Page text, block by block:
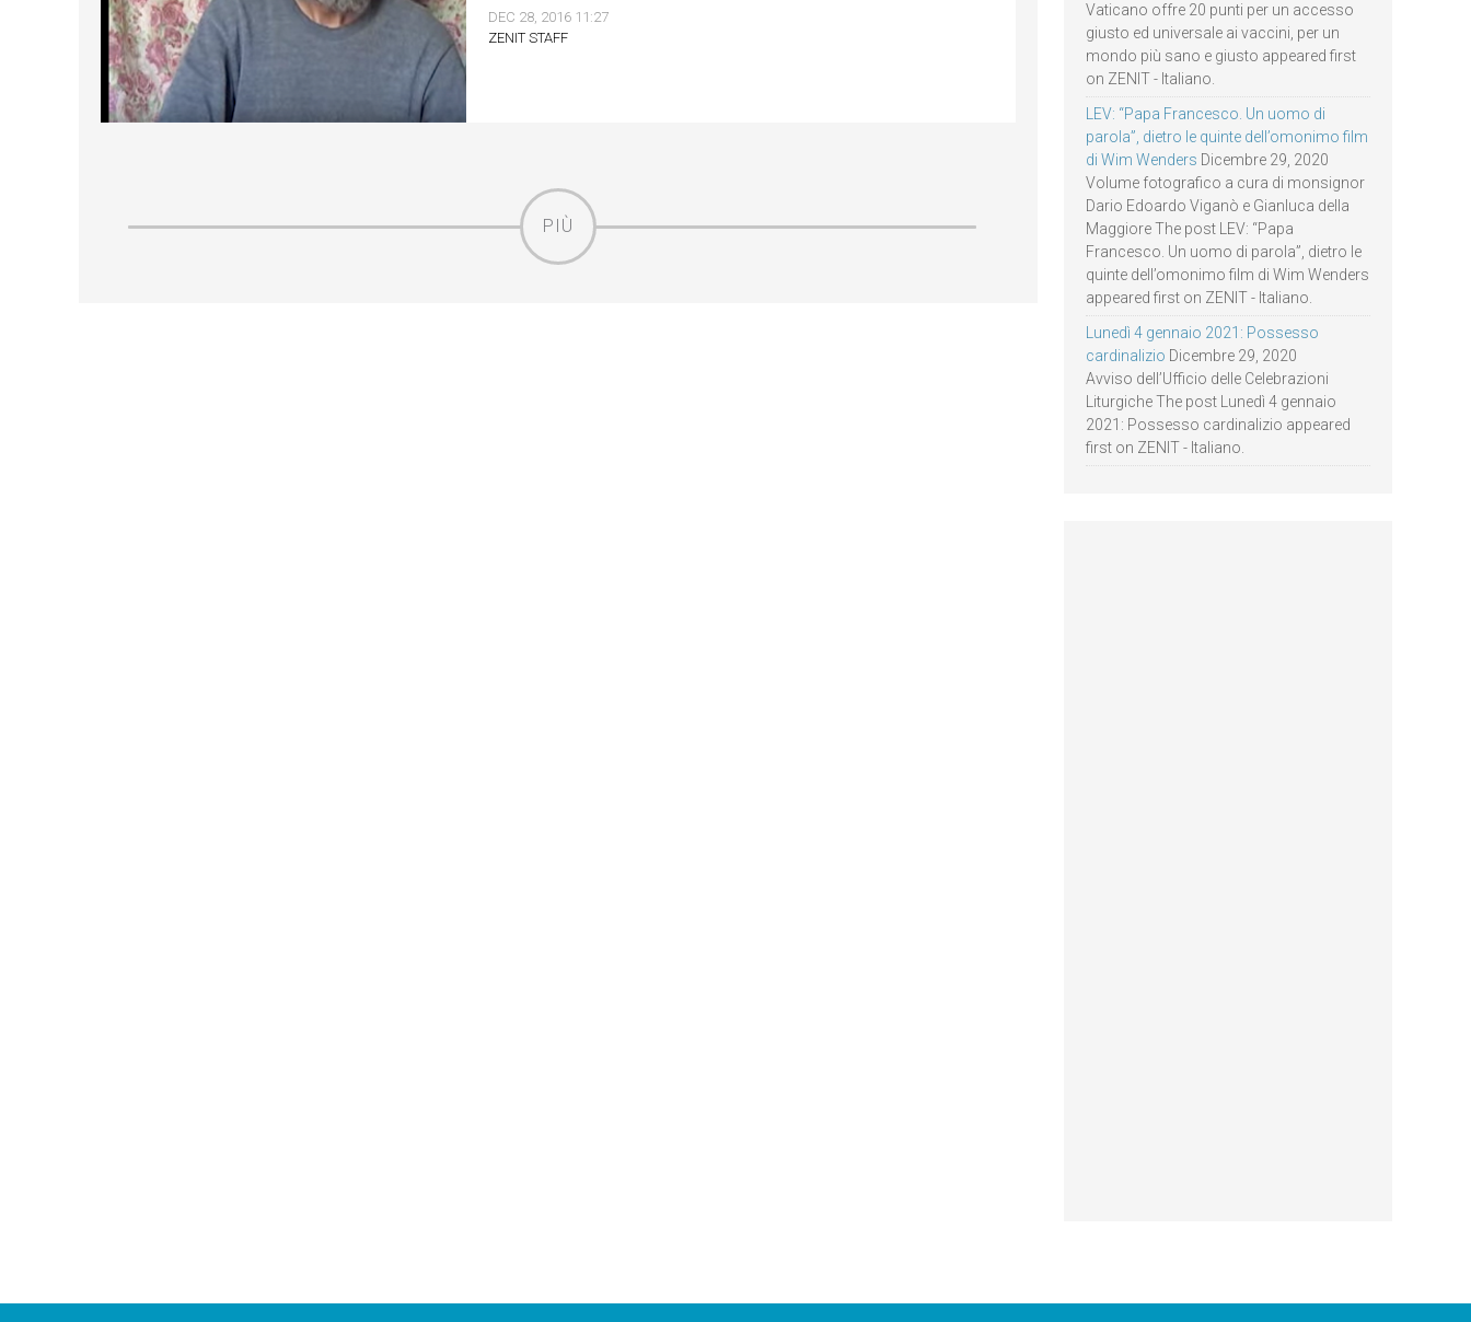
DEC 28, 2016 11:27
ZENIT STAFF
PIÙ
Vaticano offre 20 punti per un accesso
giusto ed universale ai vaccini, per un
mondo più sano e giusto appeared first
on ZENIT - Italiano.
LEV: “Papa Francesco. Un uomo di
parola”, dietro le quinte dell’omonimo film
di Wim Wenders Dicembre 29, 2020
Volume fotografico a cura di monsignor
Dario Edoardo Viganò e Gianluca della
Maggiore The post LEV: “Papa
Francesco. Un uomo di parola”, dietro le
quinte dell’omonimo film di Wim Wenders
appeared first on ZENIT - Italiano.
Lunedì 4 gennaio 2021: Possesso
cardinalizio Dicembre 29, 2020
Avviso dell’Ufficio delle Celebrazioni
Liturgiche The post Lunedì 4 gennaio
2021: Possesso cardinalizio appeared
first on ZENIT - Italiano.